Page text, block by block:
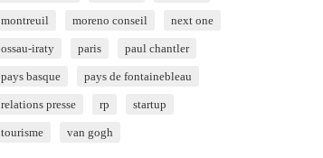
montreuil moreno conseil next one
ossau-iraty paris paul chantler
pays basque pays de fontainebleau
relations presse rp startup
tourisme van gogh